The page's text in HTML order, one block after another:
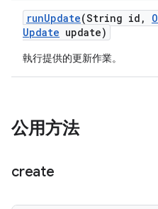
runUpdate(String id ,
Update update)
執行提供的更新作業。
公用方法
create